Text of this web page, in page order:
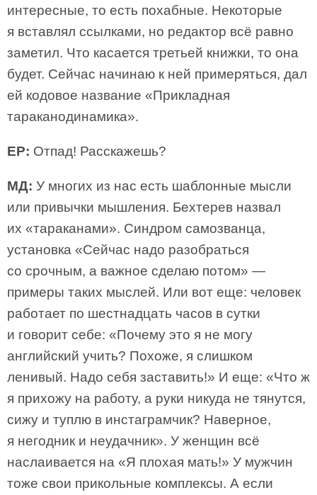
интересные, то есть похабные. Некоторые
я вставлял ссылками, но редактор всё равно
заметил. Что касается третьей книжки, то она
будет. Сейчас начинаю к ней примеряться, дал
ей кодовое название «Прикладная
тараканодинамика».
ЕР: Отпад! Расскажешь?
МД: У многих из нас есть шаблонные мысли
или привычки мышления. Бехтерев назвал
их «тараканами». Синдром самозванца,
установка «Сейчас надо разобраться
со срочным, а важное сделаю потом» —
примеры таких мыслей. Или вот еще: человек
работает по шестнадцать часов в сутки
и говорит себе: «Почему это я не могу
английский учить? Похоже, я слишком
ленивый. Надо себя заставить!» И еще: «Что ж
я прихожу на работу, а руки никуда не тянутся,
сижу и туплю в инстаграмчик? Наверное,
я негодник и неудачник». У женщин всё
наслаивается на «Я плохая мать!» У мужчин
тоже свои прикольные комплексы. А если